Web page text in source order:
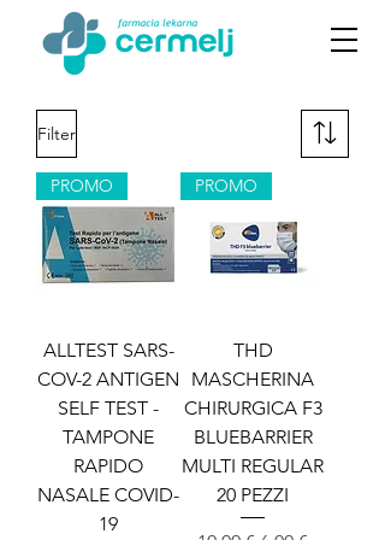
Filter
PROMO
ALLTEST SARS-
COV-2 ANTIGEN
SELF TEST -
TAMPONE
RAPIDO
NASALE COVID-
19
PROMO
THD
MASCHERINA
CHIRURGICA F3
BLUEBARRIER
MULTI REGULAR
20 PEZZI